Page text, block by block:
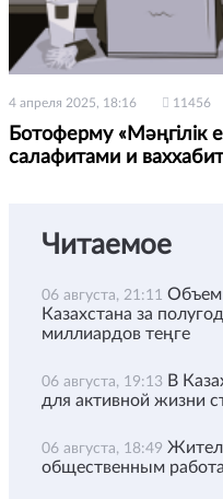
4 апреля 2025, 18:16 11456
Ботоферму «Мәңгілік
салафитами и
Читаемое
06 августа, 21:11 Объем
Казахстана за
миллиардов теңге
06 августа, 19:13 В
для активной жизни
06 августа, 18:49
общественным